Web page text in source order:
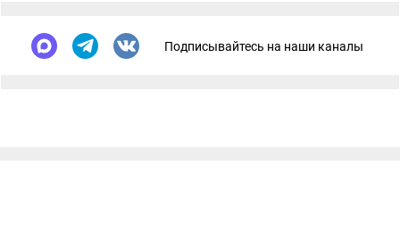
Подписывайтесь на наши каналы